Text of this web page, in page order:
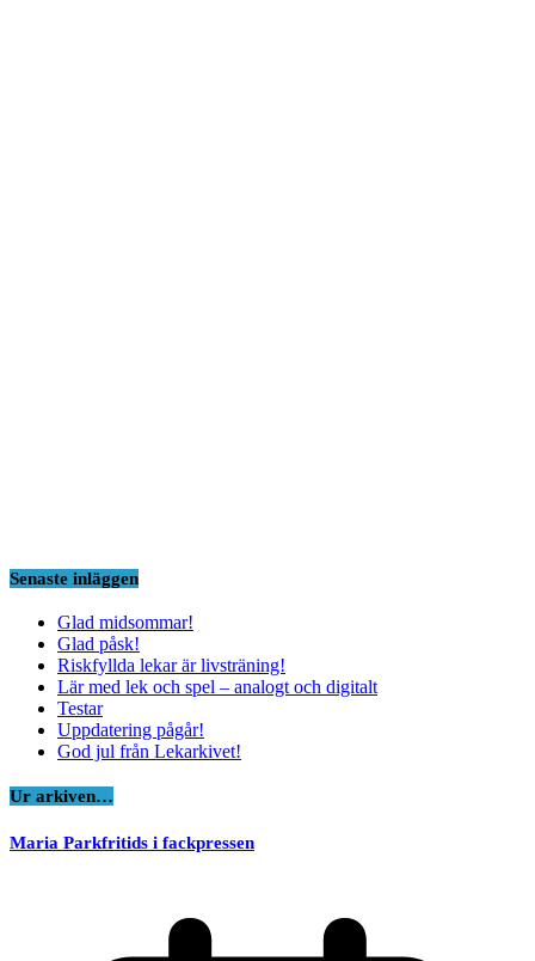
Senaste inläggen
Glad midsommar!
Glad påsk!
Riskfyllda lekar är livsträning!
Lär med lek och spel – analogt och digitalt
Testar
Uppdatering pågår!
God jul från Lekarkivet!
Ur arkiven…
Maria Parkfritids i fackpressen